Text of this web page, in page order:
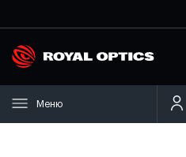
Меню